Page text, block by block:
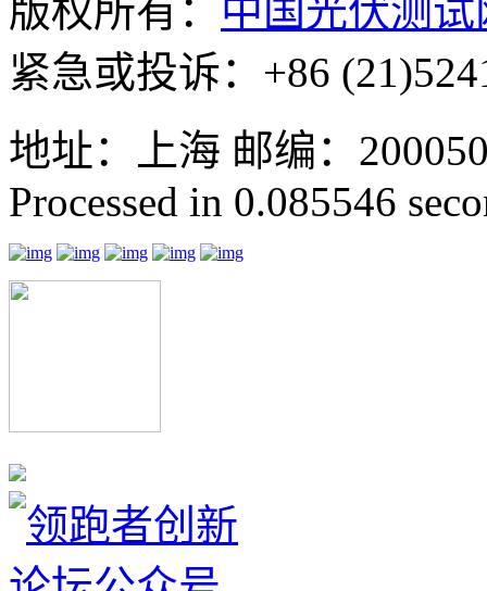
版权所有： 中国光伏测试
紧急或投诉：+86
地址：上海 邮编：
Processed in 0.085546